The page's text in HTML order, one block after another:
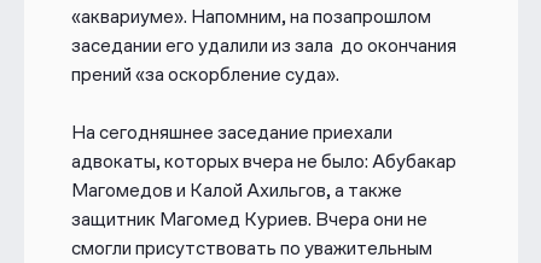
«аквариуме». Напомним, на позапрошлом
заседании его удалили из зала до окончания
прений «за оскорбление суда».
На сегодняшнее заседание приехали
адвокаты, которых вчера не было: Абубакар
Магомедов и Калой Ахильгов, а также
защитник Магомед Куриев. Вчера они не
смогли присутствовать по уважительным